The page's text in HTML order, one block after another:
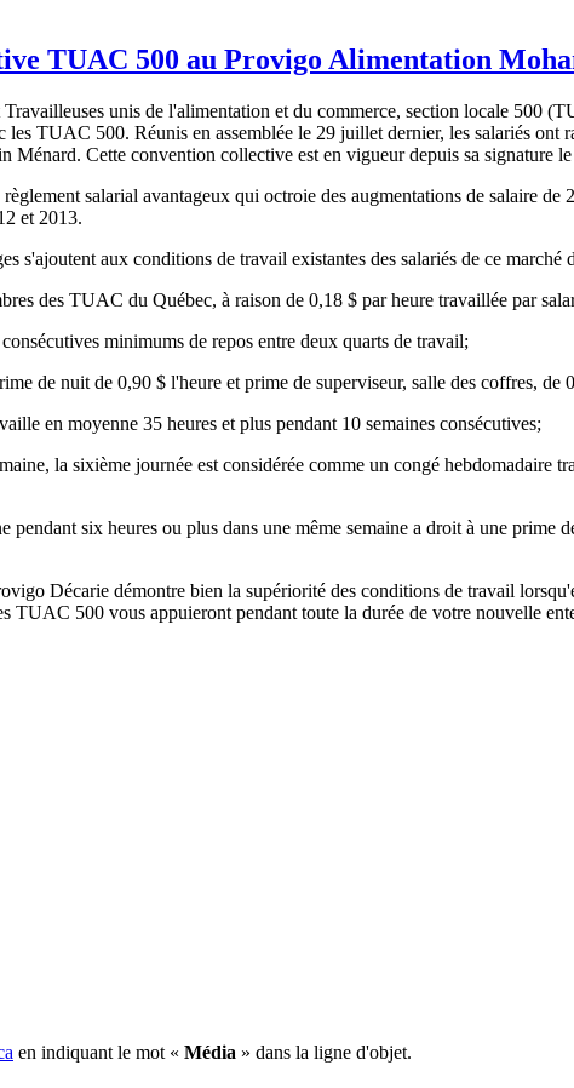
TUAC 500 au Provigo Alimentation
unis de l'alimentation et du commerce, section locale 500
TUAC 500. Réunis en assemblée le 29 juillet dernier, les salariés ont
Ménard. Cette convention collective est en vigueur depuis sa signature
salarial avantageux qui octroie des augmentations de salaire de
et 2013.
aux conditions de travail existantes des salariés de ce
des TUAC du Québec, à raison de 0,18 $ par heure travaillée par
minimums de repos entre deux quarts de travail;
de nuit de 0,90 $ l'heure et prime de superviseur, salle des coffres, de
en moyenne 35 heures et plus pendant 10 semaines consécutives;
la sixième journée est considérée comme un congé hebdomadaire
six heures ou plus dans une même semaine a droit à une prime
Décarie démontre bien la supériorité des conditions de travail
TUAC 500 vous appuieront pendant toute la durée de votre nouvelle
en indiquant le mot « Média » dans la ligne d'objet.